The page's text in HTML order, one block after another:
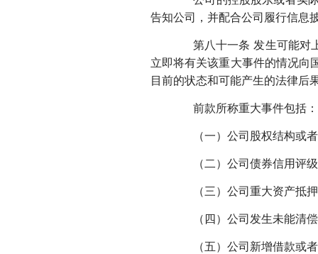
告知公司，并配合公司履行信息
第八十一条 发生可能对上
立即将有关该重大事件的情况向
目前的状态和可能产生的法律后
前款所称重大事件包括：
（一）公司股权结构或者
（二）公司债券信用评级
（三）公司重大资产抵押
（四）公司发生未能清偿
（五）公司新增借款或者